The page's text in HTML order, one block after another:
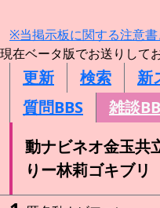
※当掲示板に関する注意
現在ベータ版でお送りして
更新 検索
新
質問BBS
雑談
動ナビネオ金玉共
りー林莉ゴキブリ